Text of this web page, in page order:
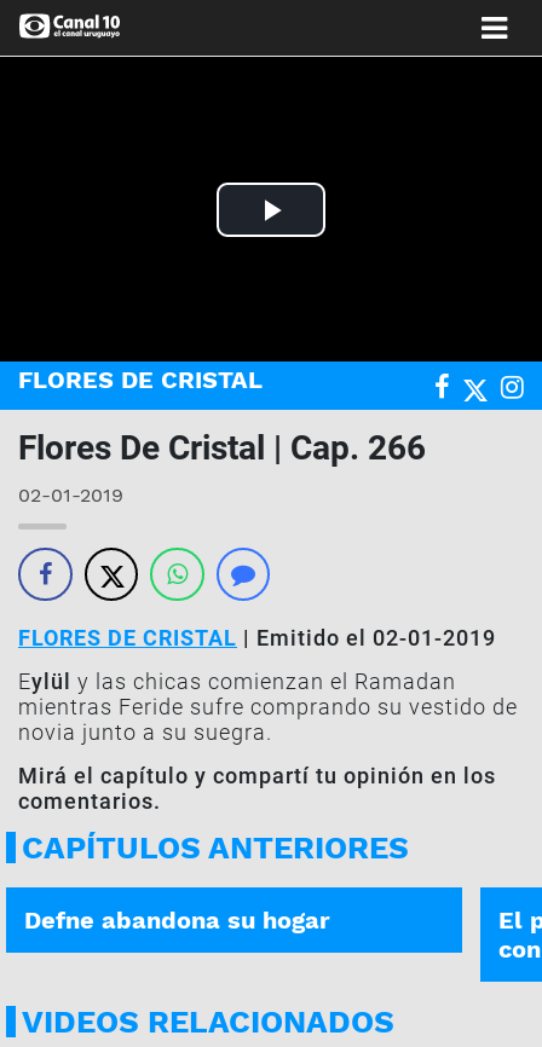
Play
FLORES DE CRISTAL
Flores De Cristal | Cap. 266
02-01-2019
FLORES DE CRISTAL | Emitido el 02-01-2019
Eylül
y las chicas comienzan el Ramadan
mientras Feride sufre comprando su vestido de
novia junto a su suegra.
Mirá el capítulo y compartí tu opinión en los
comentarios.
CAPÍTULOS ANTERIORES
FLORES DE CRISTAL | 15-09
Defne abandona su hogar
El
VIDEOS RELACIONADOS